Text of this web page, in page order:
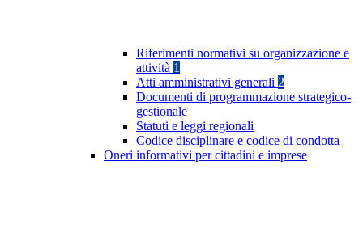
Riferimenti normativi su organizzazione e
attività 1
Atti amministrativi generali 2
Documenti di programmazione strategico-
gestionale
Statuti e leggi regionali
Codice disciplinare e codice di condotta
Oneri informativi per cittadini e imprese